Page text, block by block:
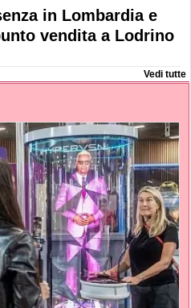
in Lombardia e
vendita a Lodrino
Vedi tutte